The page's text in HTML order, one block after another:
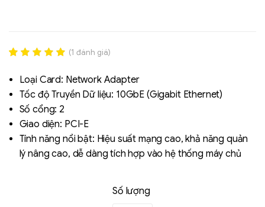
out of 5
based on
đánh giá
(1 đánh giá)
Loại Card: Network Adapter
Tốc độ Truyền Dữ liệu: 10GbE (Gigabit Ethernet)
Số cổng: 2
Giao diện: PCI-E
Tính năng nổi bật: Hiệu suất mạng cao, khả năng quản
lý nâng cao, dễ dàng tích hợp vào hệ thống máy chủ
Số lượng
Liên hệ
SK hynix - DRAM
- GDDR - GDDR6